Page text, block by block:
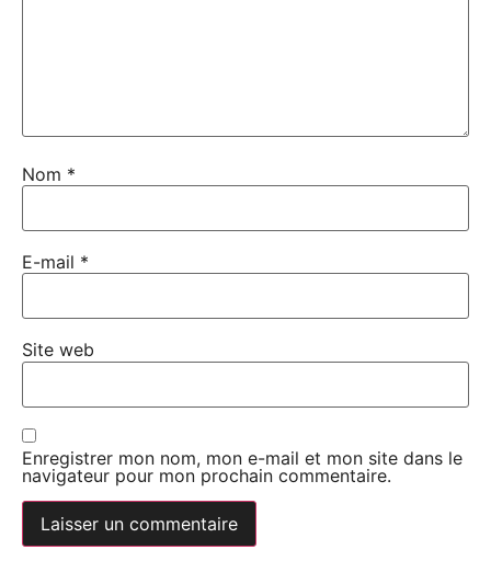
Nom *
E-mail *
Site web
Enregistrer mon nom, mon e-mail et mon site dans le
navigateur pour mon prochain commentaire.